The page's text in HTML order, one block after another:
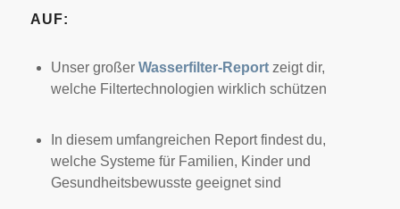
AUF:
Unser großer Wasserfilter-Reportzeigt dir,
welche Filtertechnologien wirklich schützen
In diesem umfangreichen Report findest du,
welche Systeme für Familien, Kinder und
Gesundheitsbewusste geeignet sind